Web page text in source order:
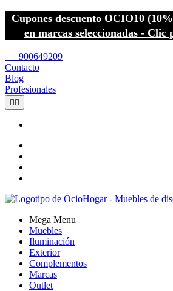
Cupones descuento OCIO10
en marcas seleccionadas - Clic
900649209
Contacto
Blog
Profesionales
 
Mega Menu
Muebles
Iluminación
Exterior
Complementos
Marcas
Outlet